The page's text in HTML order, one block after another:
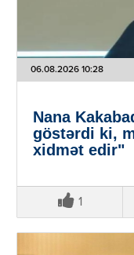
06.08.2026 10:28
Nana
göstərdi ki,
xidmət edir"
1